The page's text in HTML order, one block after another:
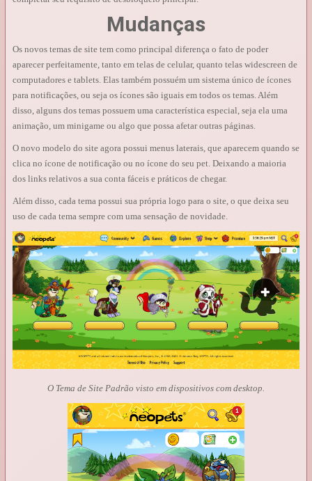
Mudanças
Os novos temas de site tem como principal diferença o fato de poder
aparecer perfeitamente, tanto em telas de celular, quanto telas widescreen de
computadores e tablets. Elas também possuém um sistema único de ícones
para notificações, ou seja os ícones são iguais em todos os temas. Além
disso, alguns dos temas possuem uma característica especial, seja ela uma
animação, um minigame ou algo que possa afetar outras páginas.
O novo modelo do site agora possui menus laterais, que aparecem quando se
clica no ícone de notificação ou no ícone do seu pet. Deixando a maioria
dos links relativos a sua conta fáceis e práticos de chegar.
Além disso, cada tema possui sua própria logo para o site, o que deixa seu
uso de cada tema sempre com uma sensação de novidade.
O Tema de Site Padrão visto em dispositivos com desktop.